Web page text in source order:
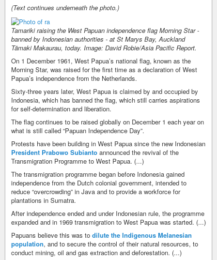
(Text continues underneath the photo.)
Tamariki raising the West Papuan independence flag Morning Star -
banned by Indonesian authorities - at St Marys Bay, Auckland
Tāmaki Makaurau, today. Image: David Robie/Asia Pacific Report.
On 1 December 1961, West Papua’s national flag, known as the
Morning Star, was raised for the first time as a declaration of West
Papua’s independence from the Netherlands.
Sixty-three years later, West Papua is claimed by and occupied by
Indonesia, which has banned the flag, which still carries aspirations
for self-determination and liberation.
The flag continues to be raised globally on December 1 each year on
what is still called “Papuan Independence Day”.
Protests have been building in West Papua since the new Indonesian
President Prabowo Subianto announced the revival of the
Transmigration Programme to West Papua. (...)
The transmigration programme began before Indonesia gained
independence from the Dutch colonial government, intended to
reduce “overcrowding” in Java and to provide a workforce for
plantations in Sumatra.
After independence ended and under Indonesian rule, the programme
expanded and in 1969 transmigration to West Papua was started. (...)
Papuans believe this was to dilute the Indigenous Melanesian
population, and to secure the control of their natural resources, to
conduct mining, oil and gas extraction and deforestation. (...)